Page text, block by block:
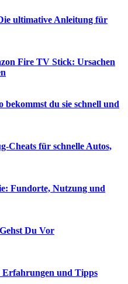
ultimative Anleitung für
Fire TV Stick: Ursachen
bekommst du sie schnell und
Cheats für schnelle Autos,
Fundorte, Nutzung und
Du Vor
Erfahrungen und Tipps